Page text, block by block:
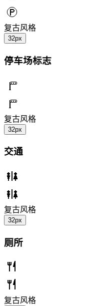
复古风格
32px
停车场标志
复古风格
32px
交通
复古风格
32px
厕所
复古风格